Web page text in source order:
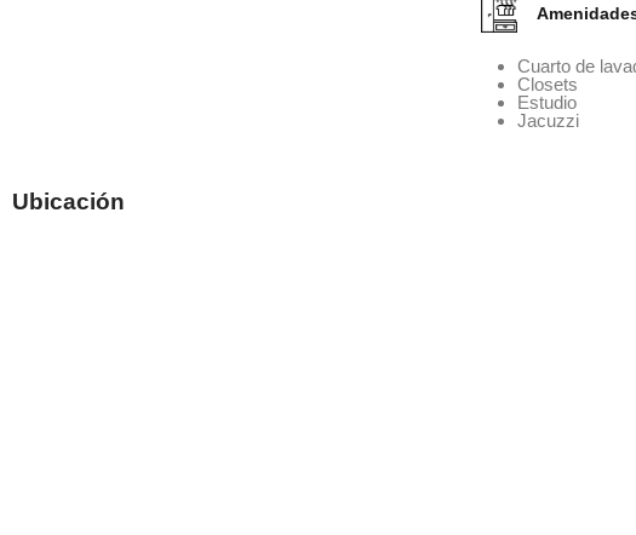
Cuarto de
Closets
Estudio
Jacuzzi
Ubicación